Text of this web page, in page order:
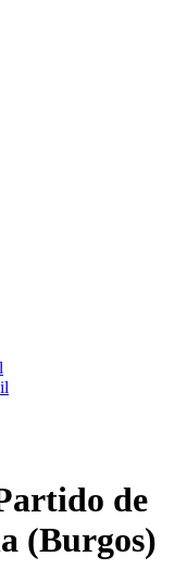
de
(Burgos)